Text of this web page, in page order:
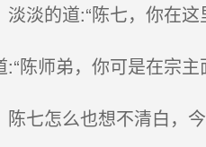
淡的道:“陈七，你在
陈师弟，你可是在宗
七怎么也想不清白，